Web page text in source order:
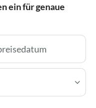
ein für genaue